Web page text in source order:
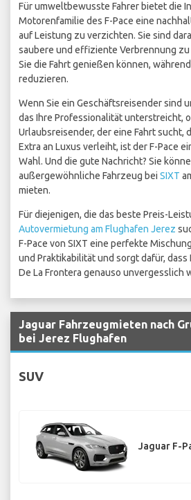
Für umweltbewusste Fahrer bietet die
Motorenfamilie des F-Pace eine
auf Leistung zu verzichten. Sie sind
saubere und effiziente Verbrennung
Sie die Fahrt genießen können,
reduzieren.
Wenn Sie ein Geschäftsreisender sind
das Ihre Professionalität unterstreicht,
Urlaubsreisender, der eine Fahrt sucht,
Extra an Luxus verleiht, ist der F-Pace
Wahl. Und die gute Nachricht? Sie
außergewöhnliche Fahrzeug bei SIXT
mieten.
Für diejenigen, die das beste Preis-
Autovermietung am Flughafen Jerez
F-Pace von SIXT eine perfekte
und Praktikabilität und sorgt dafür, dass
De La Frontera genauso unvergesslich
Jaguar Fahrzeugmieten nach
bei Jerez Flughafen
SUV
Jaguar F-